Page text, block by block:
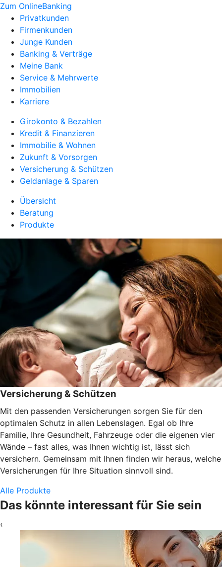
Zum OnlineBanking
Privatkunden
Firmenkunden
Junge Kunden
Banking & Verträge
Meine Bank
Service & Mehrwerte
Immobilien
Karriere
Girokonto & Bezahlen
Kredit & Finanzieren
Immobilie & Wohnen
Zukunft & Vorsorgen
Versicherung & Schützen
Geldanlage & Sparen
Übersicht
Beratung
Produkte
Versicherung & Schützen
Mit den passenden Versicherungen sorgen Sie für den
optimalen Schutz in allen Lebenslagen. Egal ob Ihre
Familie, Ihre Gesundheit, Fahrzeuge oder die eigenen vier
Wände – fast alles, was Ihnen wichtig ist, lässt sich
versichern. Gemeinsam mit Ihnen finden wir heraus, welche
Versicherungen für Ihre Situation sinnvoll sind.
Alle Produkte
Das könnte interessant für Sie sein
‹